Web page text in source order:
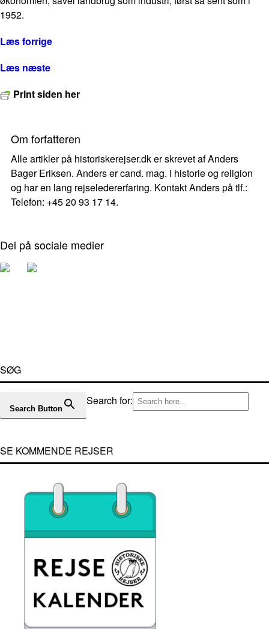
1952.
Læs forrige
Læs næste
Print siden her
Om forfatteren
Alle artikler på historiskerejser.dk er skrevet af Anders
Bager Eriksen. Anders er cand. mag. i historie og religion
og har en lang rejseledererfaring. Kontakt Anders på tlf.:
Telefon: +45 20 93 17 14.
Del på sociale medier
SØG
Search for:
Search Button
SE KOMMENDE REJSER